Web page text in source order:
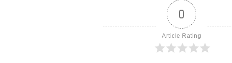
0
Article Rating